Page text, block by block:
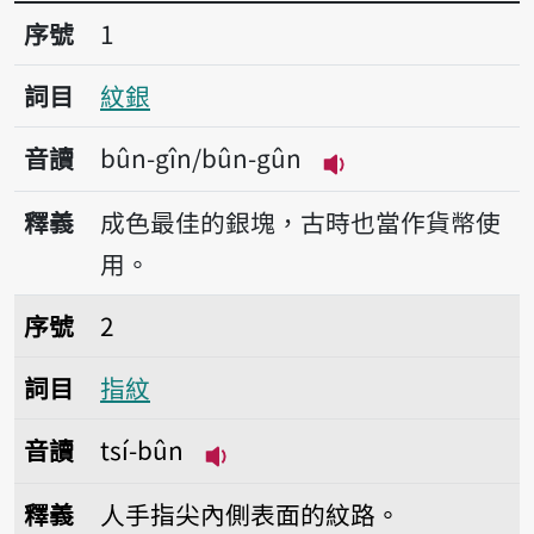
序號1紋銀
序號
1
詞目
紋銀
音讀
bûn-gîn/bûn-gûn
播放音讀bûn-
釋義
成色最佳的銀塊，古時也當作貨幣使
用。
序號2指紋
序號
2
詞目
指紋
音讀
tsí-bûn
釋義
人手指尖內側表面的紋路。